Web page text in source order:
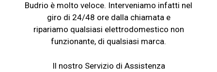
Budrio è molto veloce. Interveniamo infatti nel
giro di 24/48 ore dalla chiamata e
ripariamo qualsiasi elettrodomestico non
funzionante, di qualsiasi marca.
Il nostro Servizio di Assistenza